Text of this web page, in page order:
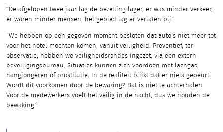
“De afgelopen twee jaar lag de bezetting lager, er was minder verkeer,
er waren minder mensen, het gebied lag er verlaten bij.”
“We hebben op een gegeven moment besloten dat auto’s niet meer tot
voor het hotel mochten komen, vanuit veiligheid. Preventief, ter
observatie, hebben we veiligheidsrondes ingezet, via een extern
beveiligingsbureau. Situaties kunnen zich voordoen met lachgas,
hangjongeren of prostitutie. In de realiteit blijkt dat er niets gebeurt.
Wordt dit voorkomen door de bewaking? Dat is niet te achterhalen.
Voor de medewerkers voelt het veilig in de nacht, dus we houden de
bewaking.”